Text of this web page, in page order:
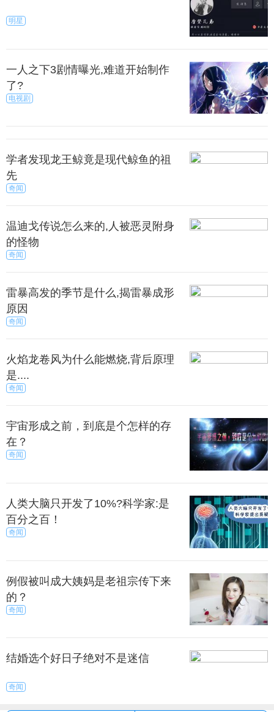
活。火星是太阳系中人类最为熟悉的地方之一，它的
昼夜更替周期大约24小时，拥有山脉，山谷，还有液
描述到了使用回收航天器部件和火星土壤盖房
子。家里的厨房和卧室则用微波砖进行区分，不论如
何，核心就是利于人类生存。
想要在月球上修建房子，大部分建筑也只能被修
建在地下，利用隧道相连，当然，房屋不会有窗户，
这样的住宅将会有模拟太阳能照明，或是已被折射多
次自然光。
也将需要10至12英尺厚，以防止宇宙射线危害人
类，我们也可以通过6英尺钢和双气锁定入口。
不过火星是除了地球外，最有可能成为人类的居
住的行星。因为火星与地球距太阳的距离相近且它们
的体积也相差不大，还有火星拥有与地球类似的大气
到与地球拥有同样的含氧量。
，火星两极上存在固态水，甚至还存在液态水。
造后，火星有可能会成为人类居住的星球。
来源：尚之潮 秀目网 /探索 /奇闻
明星
一人之下3剧情曝光,难道开始制作
了?
电视剧
学者发现龙王鲸竟是现代鲸鱼的祖
先
奇闻
温迪戈传说怎么来的,人被恶灵附身
的怪物
奇闻
雷暴高发的季节是什么,揭雷暴成形
原因
奇闻
火焰龙卷风为什么能燃烧,背后原理
是....
奇闻
宇宙形成之前，到底是个怎样的存
在？
奇闻
人类大脑只开发了10%?科学家:是
百分之百！
奇闻
例假被叫成大姨妈是老祖宗传下来
的？
奇闻
结婚选个好日子绝对不是迷信
奇闻